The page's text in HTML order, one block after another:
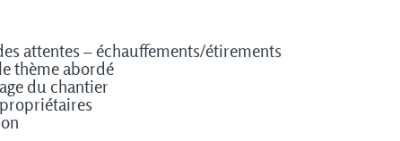
attentes – échauffements/étirements
thème abordé
du chantier